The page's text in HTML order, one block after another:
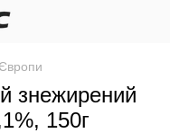
знежирений
150г